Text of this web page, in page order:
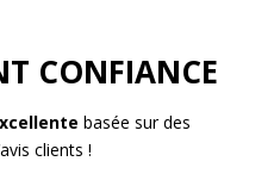
CONFIANCE
basée sur des
clients !